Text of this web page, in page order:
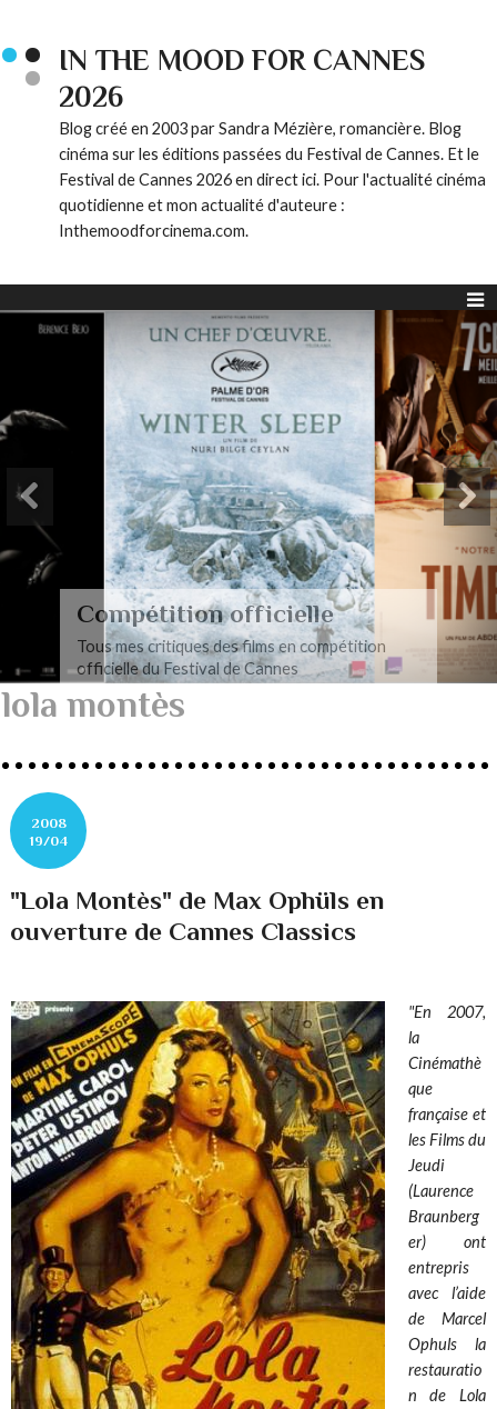
IN THE MOOD FOR CANNES
2026
Blog créé en 2003 par Sandra Mézière, romancière. Blog
cinéma sur les éditions passées du Festival de Cannes. Et le
Festival de Cannes 2026 en direct ici. Pour l'actualité cinéma
quotidienne et mon actualité d'auteure :
Inthemoodforcinema.com.
Compétition officielle
Tous mes critiques des films en compétition
officielle du Festival de Cannes
lola montès
2008
19/04
"Lola Montès" de Max Ophüls en
ouverture de Cannes Classics
"En 2007,
la
Cinémathè
que
française et
les Films du
Jeudi
(Laurence
Braunberg
er) ont
entrepris
avec l’aide
de Marcel
Ophuls la
restauratio
n de Lola